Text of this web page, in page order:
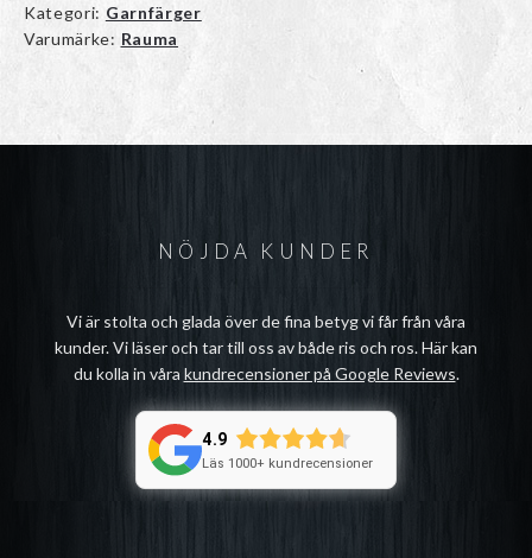
Kategori: Garnfärger
Varumärke: Rauma
NÖJDA KUNDER
Vi är stolta och glada över de fina betyg vi får från våra
kunder. Vi läser och tar till oss av både ris och ros. Här kan
du kolla in våra kundrecensioner på Google Reviews.
4.9
Läs 1000+ kundrecensioner